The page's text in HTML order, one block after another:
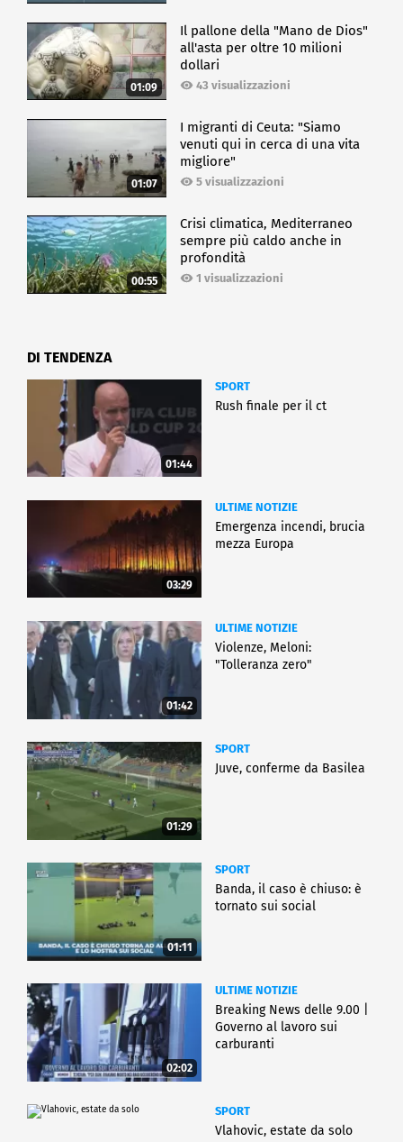
01:09
Il pallone della "Mano de Dios"
all'asta per oltre 10 milioni
dollari
43 visualizzazioni
01:07
I migranti di Ceuta: "Siamo
venuti qui in cerca di una vita
migliore"
5 visualizzazioni
00:55
Crisi climatica, Mediterraneo
sempre più caldo anche in
profondità
1 visualizzazioni
DI TENDENZA
01:44
SPORT
Rush finale per il ct
03:29
ULTIME NOTIZIE
Emergenza incendi, brucia
mezza Europa
01:42
ULTIME NOTIZIE
Violenze, Meloni:
"Tolleranza zero"
01:29
SPORT
Juve, conferme da Basilea
01:11
SPORT
Banda, il caso è chiuso: è
tornato sui social
02:02
ULTIME NOTIZIE
Breaking News delle 9.00 |
Governo al lavoro sui
carburanti
SPORT
Vlahovic, estate da solo